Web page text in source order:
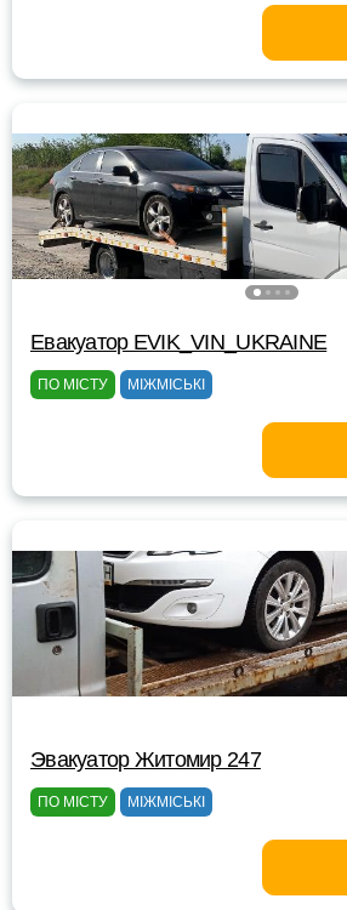
Евакуатор EVIK_VIN_UKRAINE
ПО МІСТУ МІЖМІСЬКІ
Эвакуатор Житомир 247
ПО МІСТУ МІЖМІСЬКІ